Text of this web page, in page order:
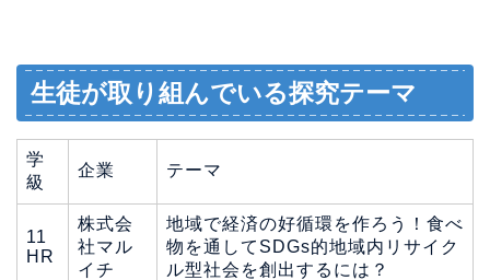
生徒が取り組んでいる探究テーマ
学
級
企業 テーマ
11
HR
株式会
社マル
イチ
地域で経済の好循環を作ろう！食べ
物を通してSDGs的地域内リサイク
ル型社会を創出するには？